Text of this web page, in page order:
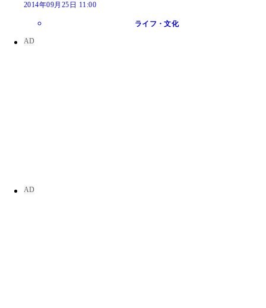
2014年09月25日 11:00
ライフ・文化